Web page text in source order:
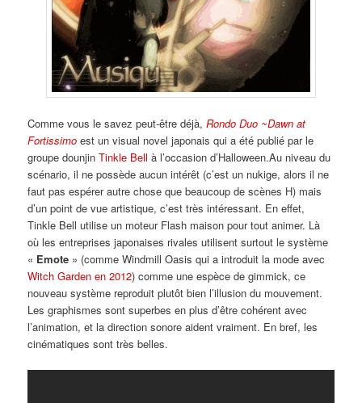
Comme vous le savez peut-être déjà,Rondo Duo ~Dawn at
Fortissimo est un visual novel japonais qui a été publié par le
groupe dounjinTinkle Bell à l’occasion d’Halloween.Au niveau du
scénario, il ne possède aucun intérêt (c’est un nukige, alors il ne
faut pas espérer autre chose que beaucoup de scènes H) mais
d’un point de vue artistique, c’est très intéressant. En effet,
Tinkle Bell utilise un moteur Flash maison pour tout animer. Là
où les entreprises japonaises rivales utilisent surtout le système
« Emote » (comme Windmill Oasis qui a introduit la mode avec
Witch Garden en 2012) comme une espèce de gimmick, ce
nouveau système reproduit plutôt bien l’illusion du mouvement.
Les graphismes sont superbes en plus d’être cohérent avec
l’animation, et la direction sonore aident vraiment. En bref, les
cinématiques sont très belles.